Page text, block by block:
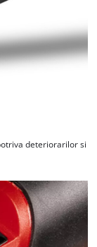
pentru a
to load due
to the
to setup
this content
deteriorarilor si